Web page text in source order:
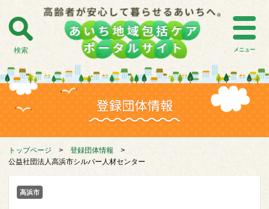
検索 メニュー
トップページ > 登録団体情報 >
公益社団法人高浜市シルバー人材センター
高浜市